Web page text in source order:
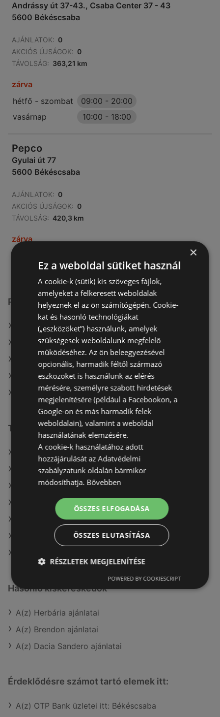
Andrássy út 37-43., Csaba Center 37 - 43
5600 Békéscsaba
AJÁNLATOK: 0
AKCIÓS ÚJSÁGOK: 0
TÁVOLSÁG: 363,21 km
zárva
hétfő - szombat
09:00 - 20:00
vasárnap
10:00 - 18:00
Pepco
Gyulai út 77
5600 Békéscsaba
AJÁNLATOK: 0
AKCIÓS ÚJSÁGOK: 0
TÁVOLSÁG: 420,3 km
zárva
Pepco üzletek itt:
Pepco itt: Dunakeszi
Pepco itt: Szombathelyi
Pepco itt: Nyíregyházai
Pepco itt: Püspökladányi
Pepco itt: Szécsényi
További linkek
A(z) Pepco ajánlatai
A(z) Herbária ajánlatai
A(z) Dacia Sandero ajánlatai
A(z) Brendon aktuális akciós újságjai
A(z) Herbária aktuális akciós újságjai
A(z) Dacia Sandero aktuális akciós újságjai
Hasonló kiskereskedők
A(z) Herbária ajánlatai
A(z) Brendon ajánlatai
A(z) Dacia Sandero ajánlatai
Érdeklődésre számot tartó elemek itt:
A(z) OTP Bank üzletei itt: Békéscsaba
×
Ez a weboldal sütiket használ
A cookie-k (sütik) kis szöveges fájlok,
amelyeket a felkeresett weboldalak
helyeznek el az ön számítógépén. Cookie-
kat és hasonló technológiákat
(„eszközöket”) használunk, amelyek
szükségesek weboldalunk megfelelő
működéséhez. Az ön beleegyezésével
opcionális, harmadik féltől származó
eszközöket is használunk az elérés
mérésére, személyre szabott hirdetések
megjelenítésére (például a Facebookon, a
Google-on és más harmadik felek
weboldalain), valamint a weboldal
használatának elemzésére.
A cookie-k használatához adott
hozzájárulását az Adatvédelmi
szabályzatunk oldalán bármikor
módosíthatja. Bővebben
ÖSSZES ELFOGADÁSA
ÖSSZES ELUTASÍTÁSA
RÉSZLETEK MEGJELENÍTÉSE
POWERED BY COOKIESCRIPT